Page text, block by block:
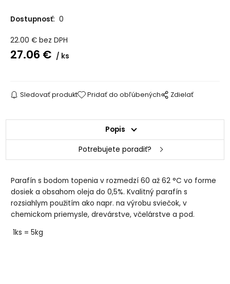
Dostupnosť: 0
22.00 € bez DPH
27.06 € ks
Sledovať produkt Pridať do obľúbených Zdielať
Popis
Potrebujete poradiť?
Parafín s bodom topenia v rozmedzí 60 až 62 °C vo forme
dosiek a obsahom oleja do 0,5%. Kvalitný parafín s
rozsiahlym použitím ako napr. na výrobu sviečok, v
chemickom priemysle, drevárstve, včelárstve a pod.
1ks = 5kg